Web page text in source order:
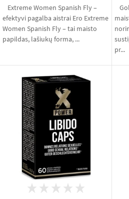
Extreme Women Spanish Fly –
efektyvi pagalba aistrai Ero Extreme
Women Spanish Fly – tai maisto
papildas, lašiukų forma, ...
pr...